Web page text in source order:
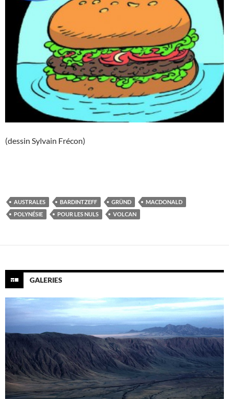
(dessin Sylvain Frécon)
AUSTRALES BARDINTZEFF GRÜND
MACDONALD
POLYNÉSIE
POUR LES NULS VOLCAN
GALERIES